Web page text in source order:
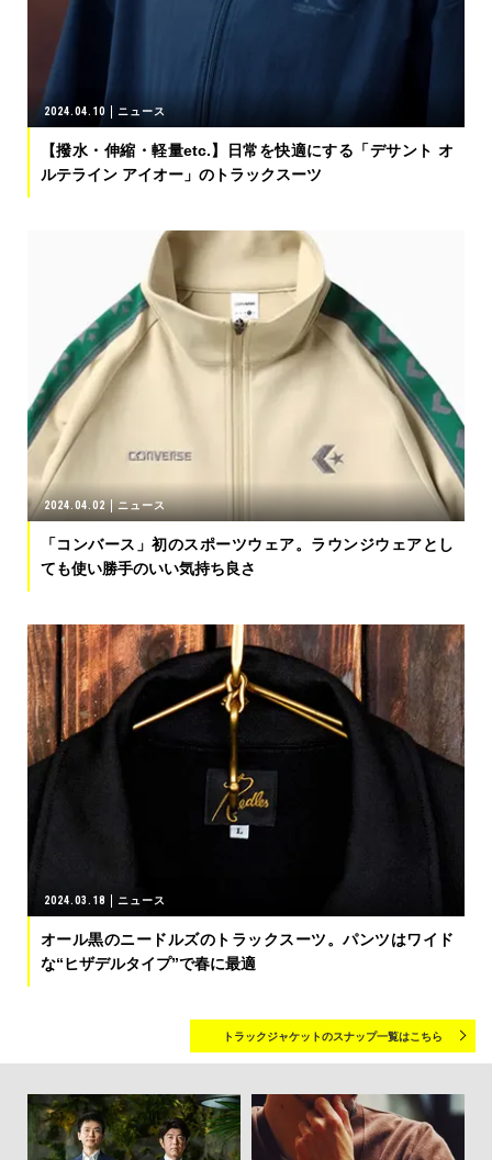
2024.04.10 ニュース
【撥水・伸縮・軽量etc.】日常を快適にする「デサント オ
ルテライン アイオー」のトラックスーツ
2024.04.02 ニュース
「コンバース」初のスポーツウェア。ラウンジウェアとし
ても使い勝手のいい気持ち良さ
2024.03.18 ニュース
オール黒のニードルズのトラックスーツ。パンツはワイド
な“ヒザデルタイプ”で春に最適
トラックジャケットのスナップ一覧はこちら